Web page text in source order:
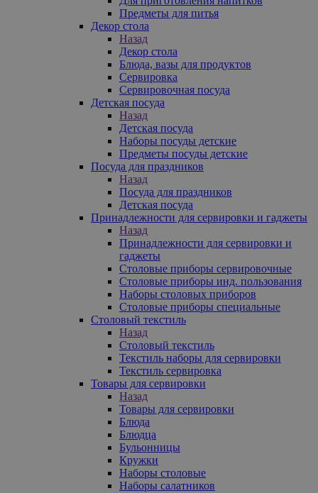
Предметы для питья
Декор стола
Назад
Декор стола
Блюда, вазы для продуктов
Сервировка
Сервировочная посуда
Детская посуда
Назад
Детская посуда
Наборы посуды детские
Предметы посуды детские
Посуда для праздников
Назад
Посуда для праздников
Детская посуда
Принадлежности для сервировки и гаджеты
Назад
Принадлежности для сервировки и
гаджеты
Столовые приборы сервировочные
Столовые приборы инд. пользования
Наборы столовых приборов
Столовые приборы специальные
Столовый текстиль
Назад
Столовый текстиль
Текстиль наборы для сервировки
Текстиль сервировка
Товары для сервировки
Назад
Товары для сервировки
Блюда
Блюдца
Бульонницы
Кружки
Наборы столовые
Наборы салатников